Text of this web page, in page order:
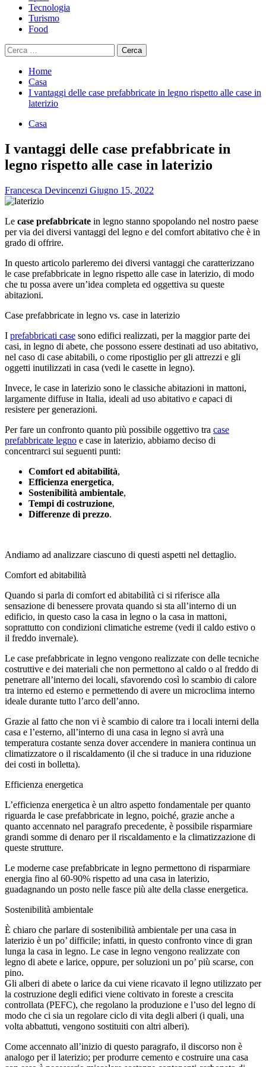
Tecnologia
Turismo
Food
Ricerca
per:
Home
Casa
I vantaggi delle case prefabbricate in legno rispetto alle case in
laterizio
Casa
I vantaggi delle case prefabbricate in
legno rispetto alle case in laterizio
Francesca Devincenzi Giugno 15, 2022
Le case prefabbricate in legno stanno spopolando nel nostro paese
per via dei diversi vantaggi del legno e del comfort abitativo che è in
grado di offrire.
In questo articolo parleremo dei diversi vantaggi che caratterizzano
le case prefabbricate in legno rispetto alle case in laterizio, di modo
che tu possa avere un’idea completa ed oggettiva su queste
abitazioni.
Case prefabbricate in legno vs. case in laterizio
I prefabbricati case sono edifici realizzati, per la maggior parte dei
casi, in legno di abete, che possono essere destinati ad uso abitativo,
nel caso di case abitabili, o come ripostiglio per gli attrezzi e gli
oggetti inutilizzati in casa (vedi le casette in legno).
Invece, le case in laterizio sono le classiche abitazioni in mattoni,
largamente diffuse in Italia, ideali ad uso abitativo e capaci di
resistere per generazioni.
Per fare un confronto quanto più possibile oggettivo tra case
prefabbricate legno e case in laterizio, abbiamo deciso di
concentrarci sui seguenti punti:
Comfort ed abitabilità,
Efficienza energetica,
Sostenibilità ambientale,
Tempi di costruzione,
Differenze di prezzo.
Andiamo ad analizzare ciascuno di questi aspetti nel dettaglio.
Comfort ed abitabilità
Quando si parla di comfort ed abitabilità ci si riferisce alla
sensazione di benessere provata quando si sta all’interno di un
edificio, in questo caso la casa in legno o la casa in mattoni,
soprattutto con condizioni climatiche estreme (vedi il caldo estivo o
il freddo invernale).
Le case prefabbricate in legno vengono realizzate con delle tecniche
costruttive e dei materiali che non permettono al caldo o al freddo di
penetrare all’interno dei locali, sfavorendo così lo scambio di calore
tra interno ed esterno e permettendo di avere un microclima interno
ideale durante tutto l’arco dell’anno.
Grazie al fatto che non vi è scambio di calore tra i locali interni della
casa e l’esterno, all’interno di una casa in legno si avrà una
temperatura costante senza dover accendere in maniera continua un
climatizzatore o il riscaldamento (il che si traduce in una riduzione
dei costi in bolletta).
Efficienza energetica
L’efficienza energetica è un altro aspetto fondamentale per quanto
riguarda le case prefabbricate in legno, poiché, grazie anche a
quanto accennato nel paragrafo precedente, è possibile risparmiare
grandi somme di denaro per il riscaldamento e la climatizzazione di
queste strutture.
Le moderne case prefabbricate in legno permettono di risparmiare
energia fino al 60-90% rispetto ad una casa in laterizio,
guadagnando un posto nelle fasce più alte della classe energetica.
Sostenibilità ambientale
È chiaro che parlare di sostenibilità ambientale per una casa in
laterizio è un po’ difficile; infatti, in questo confronto vince di gran
lunga la casa in legno. Le case in legno vengono realizzate con
legno di abete e larice, oppure, per soluzioni un po’ più scarse, con
pino.
Gli alberi di abete o larice da cui viene ricavato il legno utilizzato per
la costruzione degli edifici viene coltivato in foreste a crescita
controllata (PEFC), che regolano la produzione e l’uso del legno di
modo che ci sia un regolare ciclo di vita degli alberi (i quali, una
volta abbattuti, vengono sostituiti con altri alberi).
Come accennato all’inizio di questo paragrafo, il discorso non è
analogo per il laterizio; per produrre cemento e costruire una casa